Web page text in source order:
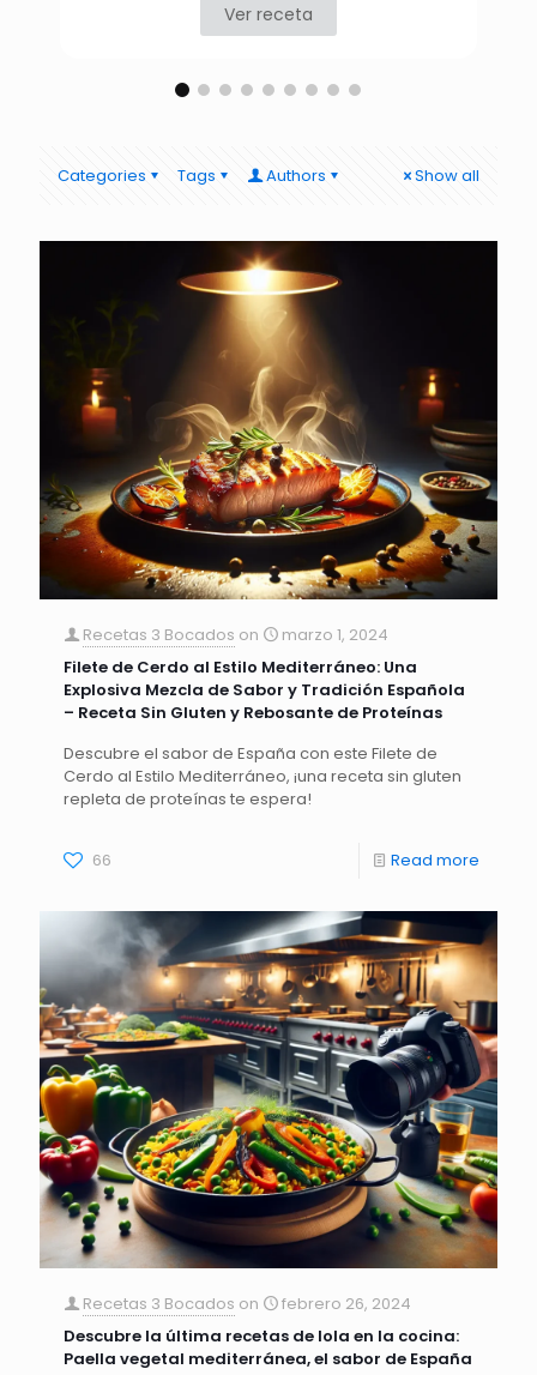
Ver receta
Categories Tags Authors Show all
Recetas 3 Bocados on
marzo 1, 2024
Filete de Cerdo al Estilo Mediterráneo: Una
Explosiva Mezcla de Sabor y Tradición Española
– Receta Sin Gluten y Rebosante de Proteínas
Descubre el sabor de España con este Filete de
Cerdo al Estilo Mediterráneo, ¡una receta sin gluten
repleta de proteínas te espera!
66 Read more
Recetas 3 Bocados on
febrero 26, 2024
Descubre la última recetas de lola en la cocina:
Paella vegetal mediterránea, el sabor de España